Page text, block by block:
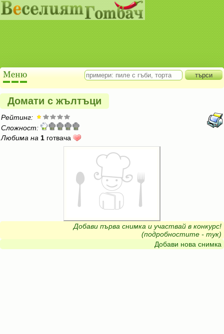
Домати с жълтъци
Рейтинг:
Сложност:
Любима на 1 готвача
Добави първа снимка и участвай в конкурс!
(подробностите - тук)
Добави нова снимка